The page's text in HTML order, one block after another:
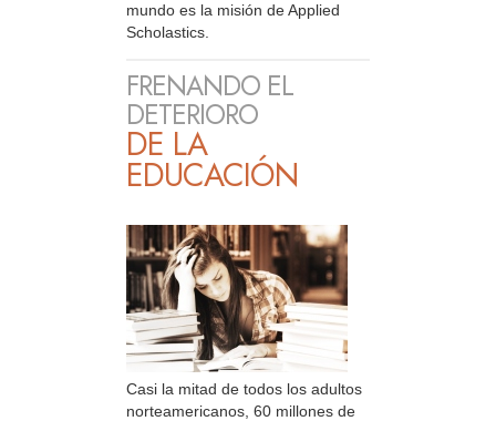
mundo es la misión de Applied
Scholastics.
FRENANDO EL
DETERIORO
DE LA
EDUCACIÓN
Casi la mitad de todos los adultos
norteamericanos, 60 millones de